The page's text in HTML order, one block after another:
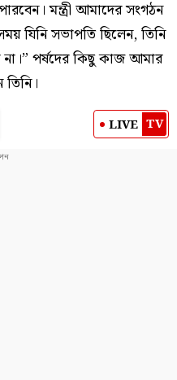
মন্ত্রী আমাদের সংগঠন
যিনি সভাপতি ছিলেন, তিনি
পর্ষদের কিছু কাজ আমার
LIVE TV